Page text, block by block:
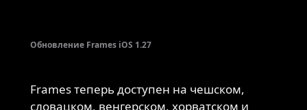
Обновление Frames iOS 1.27
Frames теперь доступен на чешском,
словацком, венгерском, хорватском и